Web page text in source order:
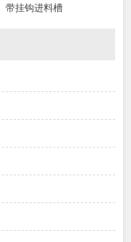
带挂钩进料槽